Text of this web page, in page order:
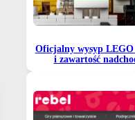
Oficjalny wysyp LEGO
i zawartość